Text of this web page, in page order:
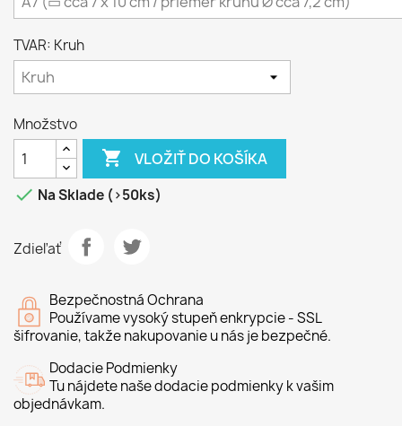
TVAR: Kruh
Množstvo
 VLOŽIŤ DO KOŠÍKA
 Na Sklade (>50ks)
Zdieľať
Bezpečnostná Ochrana
Používame vysoký stupeň enkrypcie - SSL
šifrovanie, takže nakupovanie u nás je bezpečné.
Dodacie Podmienky
Tu nájdete naše dodacie podmienky k vašim
objednávkam.